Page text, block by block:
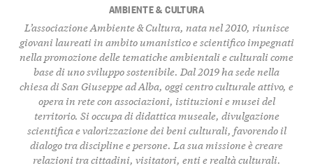
AMBIENTE & CULTURA
L’associazione Ambiente & Cultura, nata nel 2010, riunisce
giovani laureati in ambito umanistico e scientifico impegnati
nella promozione delle tematiche ambientali e culturali come
base di uno sviluppo sostenibile. Dal 2019 ha sede nella
chiesa di San Giuseppe ad Alba, oggi centro culturale attivo, e
opera in rete con associazioni, istituzioni e musei del
territorio. Si occupa di didattica museale, divulgazione
scientifica e valorizzazione dei beni culturali, favorendo il
dialogo tra discipline e persone. La sua missione è creare
relazioni tra cittadini, visitatori, enti e realtà culturali.